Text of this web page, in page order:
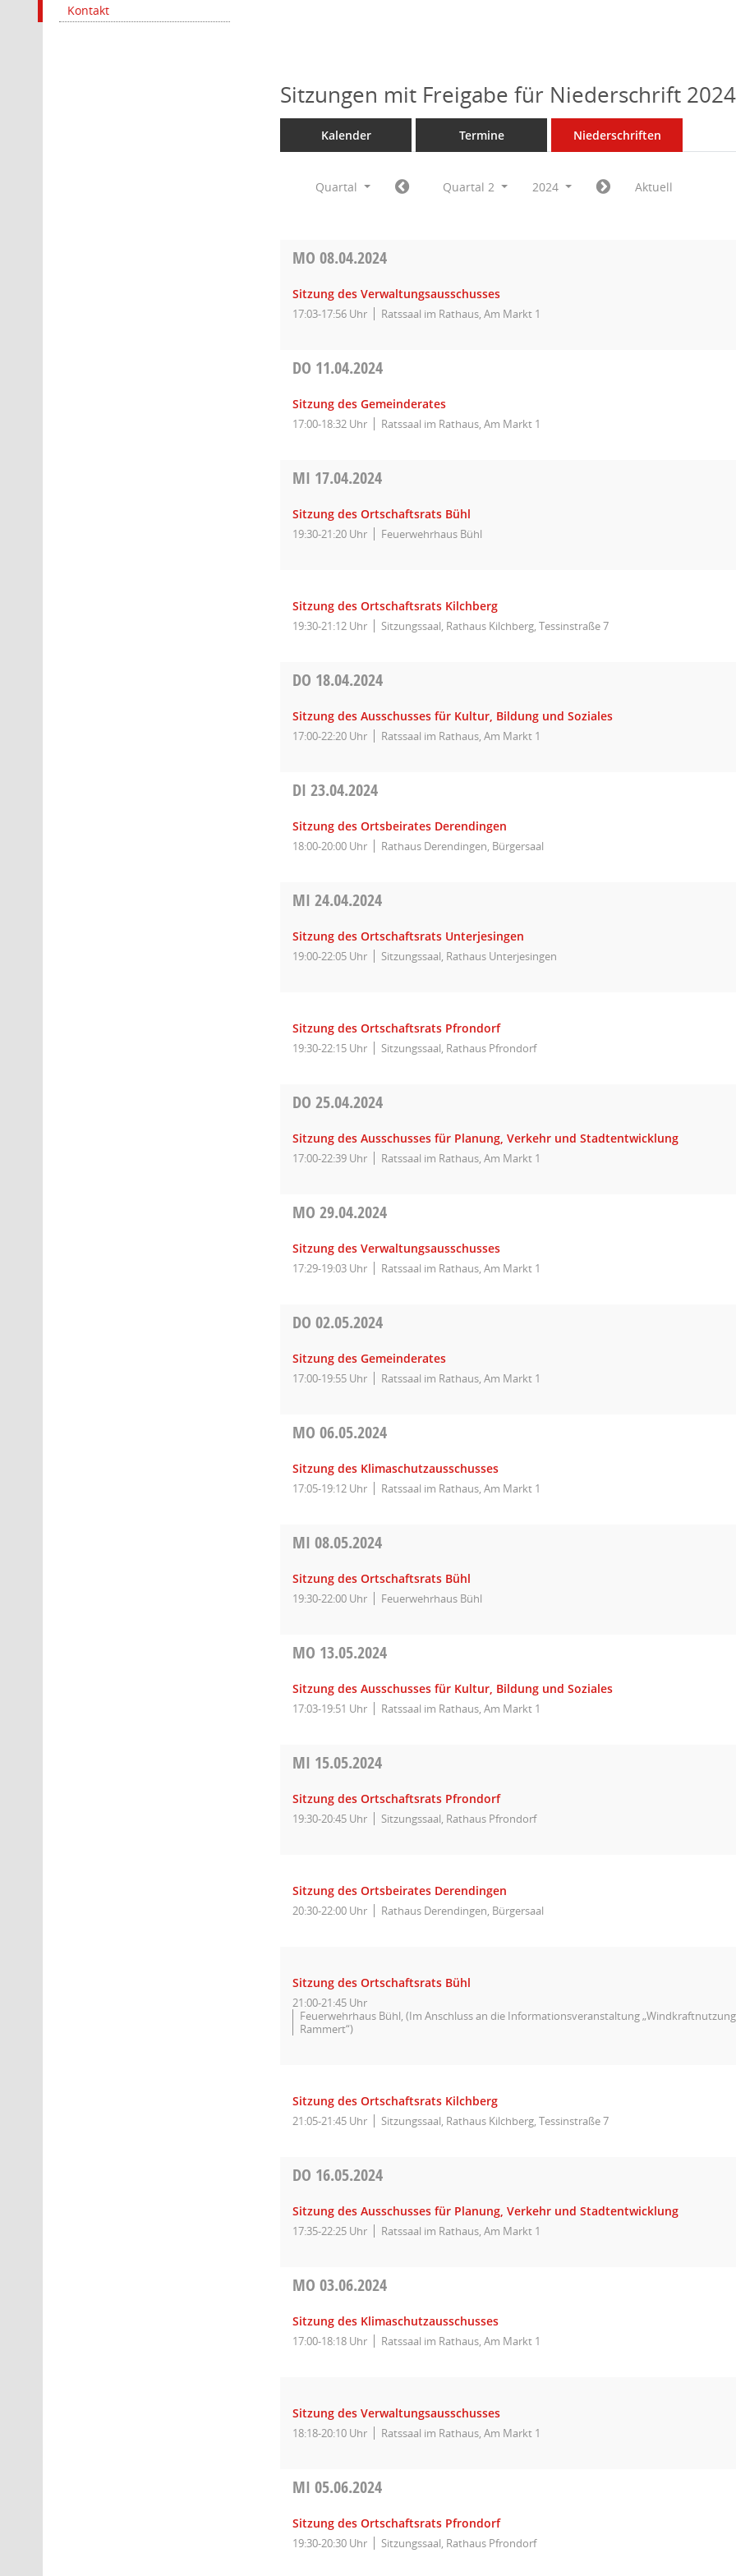
Kontakt
Sitzungen mit Freigabe für Niederschrift 2024
Kalender Termine Niederschriften
Quartal Quartal 2 2024 Aktuell
MO08.04.2024
Sitzung des Verwaltungsausschusses
17:03-17:56 Uhr Ratssaal im Rathaus, Am Markt 1
DO 11.04.2024
Sitzung des Gemeinderates
17:00-18:32 Uhr Ratssaal im Rathaus, Am Markt 1
MI 17.04.2024
Sitzung des Ortschaftsrats Bühl
19:30-21:20 Uhr Feuerwehrhaus Bühl
Sitzung des Ortschaftsrats Kilchberg
19:30-21:12 Uhr Sitzungssaal, Rathaus Kilchberg, Tessinstraße 7
DO 18.04.2024
Sitzung des Ausschusses für Kultur, Bildung und Soziales
17:00-22:20 Uhr Ratssaal im Rathaus, Am Markt 1
DI23.04.2024
Sitzung des Ortsbeirates Derendingen
18:00-20:00 Uhr Rathaus Derendingen, Bürgersaal
MI24.04.2024
Sitzung des Ortschaftsrats Unterjesingen
19:00-22:05 Uhr Sitzungssaal, Rathaus Unterjesingen
Sitzung des Ortschaftsrats Pfrondorf
19:30-22:15 Uhr Sitzungssaal, Rathaus Pfrondorf
DO25.04.2024
Sitzung des Ausschusses für Planung, Verkehr und Stadtentwicklung
17:00-22:39 Uhr Ratssaal im Rathaus, Am Markt 1
MO29.04.2024
Sitzung des Verwaltungsausschusses
17:29-19:03 Uhr Ratssaal im Rathaus, Am Markt 1
DO02.05.2024
Sitzung des Gemeinderates
17:00-19:55 Uhr Ratssaal im Rathaus, Am Markt 1
MO06.05.2024
Sitzung des Klimaschutzausschusses
17:05-19:12 Uhr Ratssaal im Rathaus, Am Markt 1
MI08.05.2024
Sitzung des Ortschaftsrats Bühl
19:30-22:00 Uhr Feuerwehrhaus Bühl
MO 13.05.2024
Sitzung des Ausschusses für Kultur, Bildung und Soziales
17:03-19:51 Uhr Ratssaal im Rathaus, Am Markt 1
MI 15.05.2024
Sitzung des Ortschaftsrats Pfrondorf
19:30-20:45 Uhr Sitzungssaal, Rathaus Pfrondorf
Sitzung des Ortsbeirates Derendingen
20:30-22:00 Uhr Rathaus Derendingen, Bürgersaal
Sitzung des Ortschaftsrats Bühl
21:00-21:45 Uhr
Feuerwehrhaus Bühl, (Im Anschluss an die Informationsveranstaltung
Rammert“)
Sitzung des Ortschaftsrats Kilchberg
21:05-21:45 Uhr Sitzungssaal, Rathaus Kilchberg, Tessinstraße 7
DO 16.05.2024
Sitzung des Ausschusses für Planung, Verkehr und Stadtentwicklung
17:35-22:25 Uhr Ratssaal im Rathaus, Am Markt 1
MO03.06.2024
Sitzung des Klimaschutzausschusses
17:00-18:18 Uhr Ratssaal im Rathaus, Am Markt 1
Sitzung des Verwaltungsausschusses
18:18-20:10 Uhr Ratssaal im Rathaus, Am Markt 1
MI05.06.2024
Sitzung des Ortschaftsrats Pfrondorf
19:30-20:30 Uhr Sitzungssaal, Rathaus Pfrondorf